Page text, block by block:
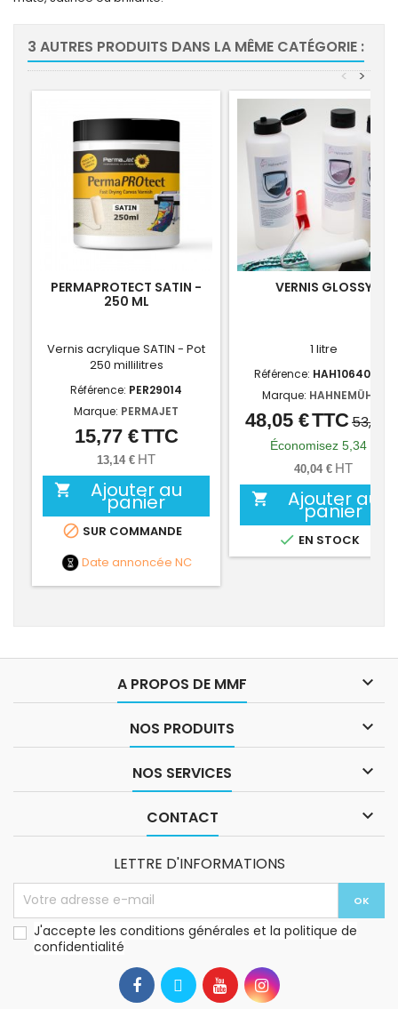
3 AUTRES PRODUITS DANS LA MÊME CATÉGORIE :
>
<
PERMAPROTECT SATIN -
250 ML
Vernis acrylique SATIN - Pot
250 millilitres
Référence: PER29014
Marque: PERMAJET
Prix
15,77 €TTC
13,14 € HT
 Ajouter au
panier
 SUR COMMANDE
Date annoncée NC
VERNIS GLOSSY
1 litre
Référence: HAH10640734
Marque: HAHNEMÜHLE
Prix
Prix
de
base
48,05 €TTC53,39
Économisez 5,34 €
40,04 € HT
 Ajouter au
panier
 EN STOCK
A PROPOS DE MMF 
NOS PRODUITS 
NOS SERVICES 
CONTACT 
LETTRE D'INFORMATIONS
J'accepte les conditions générales et la politique de
confidentialité